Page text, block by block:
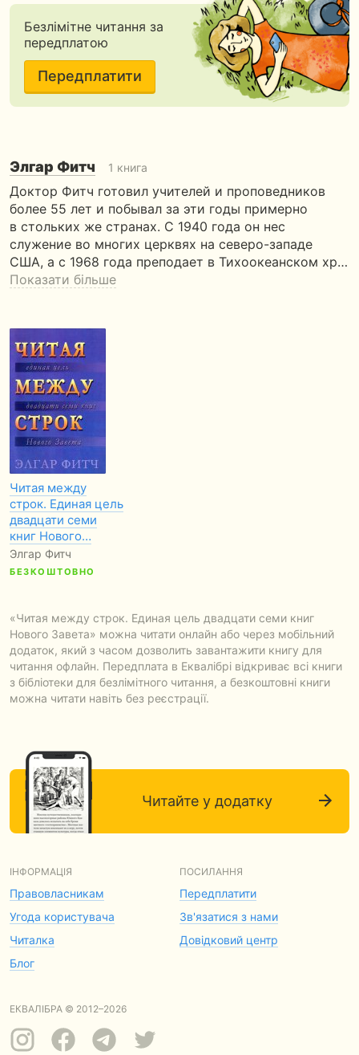
Безлімітне читання за
передплатою
Передплатити
Элгар Фитч 1 книга
Доктор Фитч готовил учителей и проповедников
более 55 лет и побывал за эти годы примерно
в стольких же странах. С 1940 года он нес
служение во многих церквях на северо-западе
США, а с 1968 года преподает в Тихоокеанском хр…
Показати більше
Читая между
строк. Единая цель
двадцати семи
книг Нового…
Элгар Фитч
БЕЗКОШТОВНО
«Читая между строк. Единая цель двадцати семи книг
Нового Завета» можна читати онлайн або через мобільний
додаток, який з часом дозволить завантажити книгу для
читання офлайн. Передплата в Еквалібрі відкриває всі книги
з бібліотеки для безлімітного читання, а безкоштовні книги
можна читати навіть без реєстрації.
Читайте у додатку
ІНФОРМАЦІЯ
Правовласникам
Угода користувача
Читалка
Блог
ПОСИЛАННЯ
Передплатити
Зв'язатися з нами
Довідковий центр
ЕКВАЛІБРА © 2012–2026